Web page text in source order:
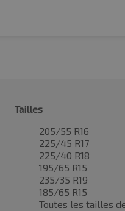
Tailles
205/55 R16
225/45 R17
225/40 R18
195/65 R15
235/35 R19
185/65 R15
Toutes les tailles